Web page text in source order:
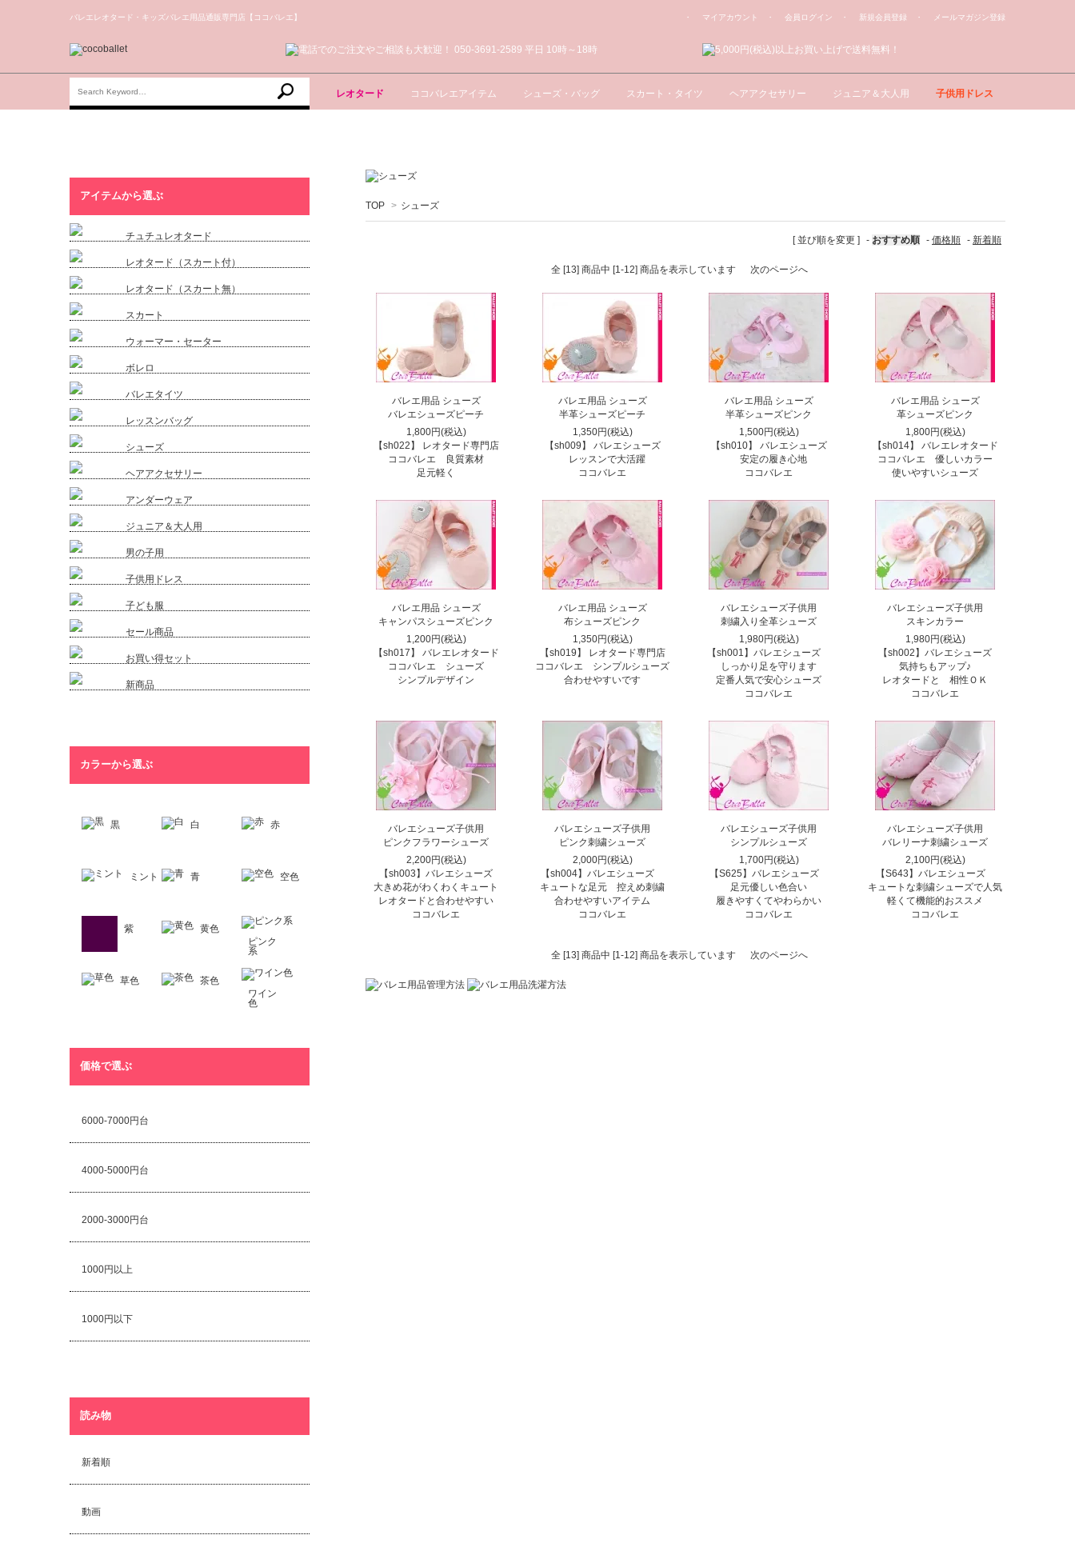
バレエレオタード・キッズバレエ用品通販専門店【ココバレエ】 ・ マイアカウント ・ 会員ログイン ・ 新規会員登録 ・ メールマガジン登録
レオタード ココバレエアイテム シューズ・バッグ スカート・タイツ ヘアアクセサリー ジュニア＆大人用 子供用ドレス
TOP > シューズ
[ 並び順を変更 ] - おすすめ順 - 価格順 - 新着順
全 [13] 商品中 [1-12] 商品を表示しています 次のページへ
バレエ用品 シューズ
バレエシューズピーチ
1,800円(税込)
【sh022】 レオタード専門店
ココバレエ 良質素材
足元軽く
バレエ用品 シューズ
半革シューズピーチ
1,350円(税込)
【sh009】 バレエシューズ
レッスンで大活躍
ココバレエ
バレエ用品 シューズ
半革シューズピンク
1,500円(税込)
【sh010】 バレエシューズ
安定の履き心地
ココバレエ
バレエ用品 シューズ
革シューズピンク
1,800円(税込)
【sh014】 バレエレオタード
ココバレエ 優しいカラー
使いやすいシューズ
バレエ用品 シューズ
キャンパスシューズピンク
1,200円(税込)
【sh017】 バレエレオタード
ココバレエ シューズ
シンプルデザイン
バレエ用品 シューズ
布シューズピンク
1,350円(税込)
【sh019】 レオタード専門店
ココバレエ シンプルシューズ
合わせやすいです
バレエシューズ子供用
刺繍入り全革シューズ
1,980円(税込)
【sh001】バレエシューズ
しっかり足を守ります
定番人気で安心シューズ
ココバレエ
バレエシューズ子供用
スキンカラー
1,980円(税込)
【sh002】バレエシューズ
気持ちもアップ♪
レオタードと 相性ＯＫ
ココバレエ
バレエシューズ子供用
ピンクフラワーシューズ
2,200円(税込)
【sh003】バレエシューズ
大きめ花がわくわくキュート
レオタードと合わせやすい
ココバレエ
バレエシューズ子供用
ピンク刺繍シューズ
2,000円(税込)
【sh004】バレエシューズ
キュートな足元 控えめ刺繍
合わせやすいアイテム
ココバレエ
バレエシューズ子供用
シンプルシューズ
1,700円(税込)
【S625】バレエシューズ
足元優しい色合い
履きやすくてやわらかい
ココバレエ
バレエシューズ子供用
バレリーナ刺繍シューズ
2,100円(税込)
【S643】バレエシューズ
キュートな刺繍シューズで人気
軽くて機能的おススメ
ココバレエ
全 [13] 商品中 [1-12] 商品を表示しています 次のページへ
アイテムから選ぶ
チュチュレオタード
レオタード（スカート付）
レオタード（スカート無）
スカート
ウォーマー・セーター
ボレロ
バレエタイツ
レッスンバッグ
シューズ
ヘアアクセサリー
アンダーウェア
ジュニア＆大人用
男の子用
子供用ドレス
子ども服
セール商品
お買い得セット
新商品
カラーから選ぶ
黒 白 赤
ミント 青 空色
紫
黄色
ピンク
系
草色
茶色
ワイン
色
価格で選ぶ
6000-7000円台
4000-5000円台
2000-3000円台
1000円以上
1000円以下
読み物
新着順
動画